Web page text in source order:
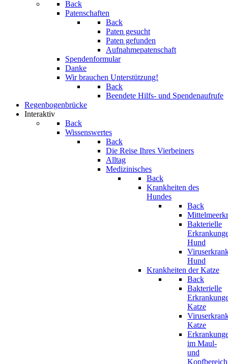
Back
Patenschaften
Back
Paten gesucht
Paten gefunden
Aufnahmepatenschaft
Spendenformular
Danke
Wir brauchen Unterstützung!
Back
Beendete Hilfs- und Spendenaufrufe
Regenbogenbrücke
Interaktiv
Back
Wissenswertes
Back
Die Reise Ihres Vierbeiners
Alltag
Medizinisches
Back
Krankheiten des
Hundes
Back
Bakterielle
Hund
Hund
Krankheiten der Katze
Back
Bakterielle
Katze
Katze
im Maul-
und
Kopfbereich